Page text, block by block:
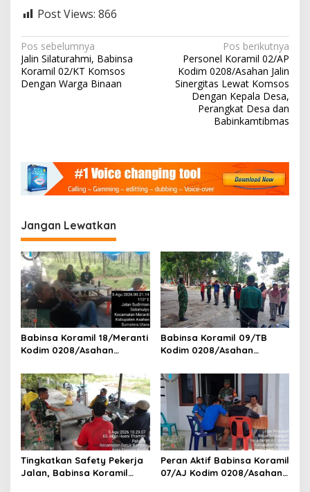
a
d
n
P
h
a
n
R
H
U
T
L
A
Post Views: 866
N
a
v
s
i
o
s
Pos sebelumnya
Jalin Silaturahmi, Babinsa
Koramil 02/KT Komsos
Dengan Warga Binaan
Pos berikutnya
Personel Koramil 02/AP
Kodim 0208/Asahan Jalin
Sinergitas Lewat Komsos
Dengan Kepala Desa,
Perangkat Desa dan
Babinkamtibmas
Jangan Lewatkan
Babinsa Koramil 18/Meranti
Kodim 0208/Asahan
Komsos Dengan Warga
Masyarakat Binaan
Babinsa Koramil 09/TB
Kodim 0208/Asahan
Lewat Wasbang Kepada
Siswa-siswi MAN1 Kota
Tanjung Balai
Tingkatkan Safety Pekerja
Jalan, Babinsa Koramil
Peran Aktif Babinsa Koramil
07/AJ Kodim 0208/Asahan